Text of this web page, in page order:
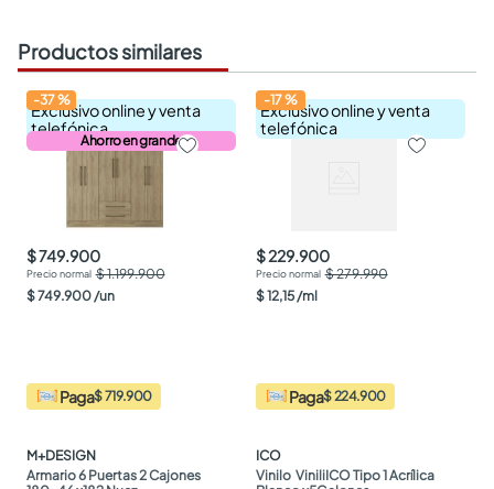
Productos similares
Exclusivo online y venta
telefónica
Ahorro en grande
-37%
$ 749.900
$ 1.199.900
$749.900 /un
Paga$ 719.900
M+DESIGN
Armario 6 Puertas 2 Cajones
Exclusivo online y venta
telefónica
-17%
$ 229.900
$ 279.990
$12,15 /ml
Paga$ 224.900
ICO
Vinilo  ViniliICO Tipo 1 Acrílica